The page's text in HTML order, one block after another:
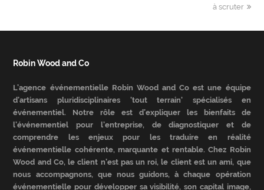
à scruter
Robin Wood and Co
L’agence événementielle Robin Wood and Co est une équipe
d’artisans pluridisciplinaires 'tout terrain' spécialisés en
événementiel. Notre rôle est d’expliquer les bienfaits de
l’événementiel pour l’entreprise, de diagnostiquer et de
comprendre les enjeux pour les traduire en réalité
événementielle cohérente, marquante et rentable. Chez Robin
Wood and Co, le client n’est pas un roi, le client est un ami, que
nous accompagnons, que nous guidons, à chaque opération
événementielle pour développer sa visibilité, son capital image,